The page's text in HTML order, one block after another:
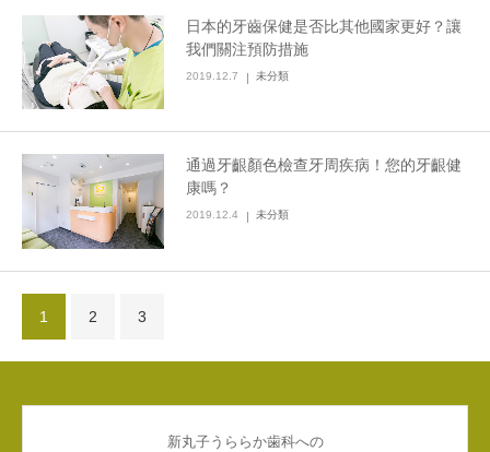
日本的牙齒保健是否比其他國家更好？讓
我們關注預防措施
2019.12.7 未分類
通過牙齦顏色檢查牙周疾病！您的牙齦健
康嗎？
2019.12.4 未分類
1 2 3
新丸子うららか歯科への